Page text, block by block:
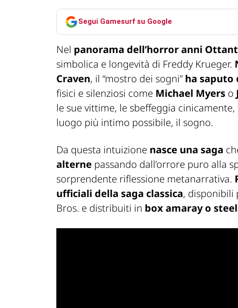
Segui Gamesurf su Google
Nel panorama dell’horror anni
simbolica e longevità di Freddy Krueger.
Craven, il “mostro dei sogni” ha saputo
fisici e silenziosi come Michael Myers o
le sue vittime, le sbeffeggia
luogo più intimo possibile, il sogno.
Da questa intuizione nasce una saga
alterne passando dall’orrore puro alla
sorprendente riflessione metanarrativa.
ufficiali della saga classica, disponibili
Bros. e distribuiti in box amaray o